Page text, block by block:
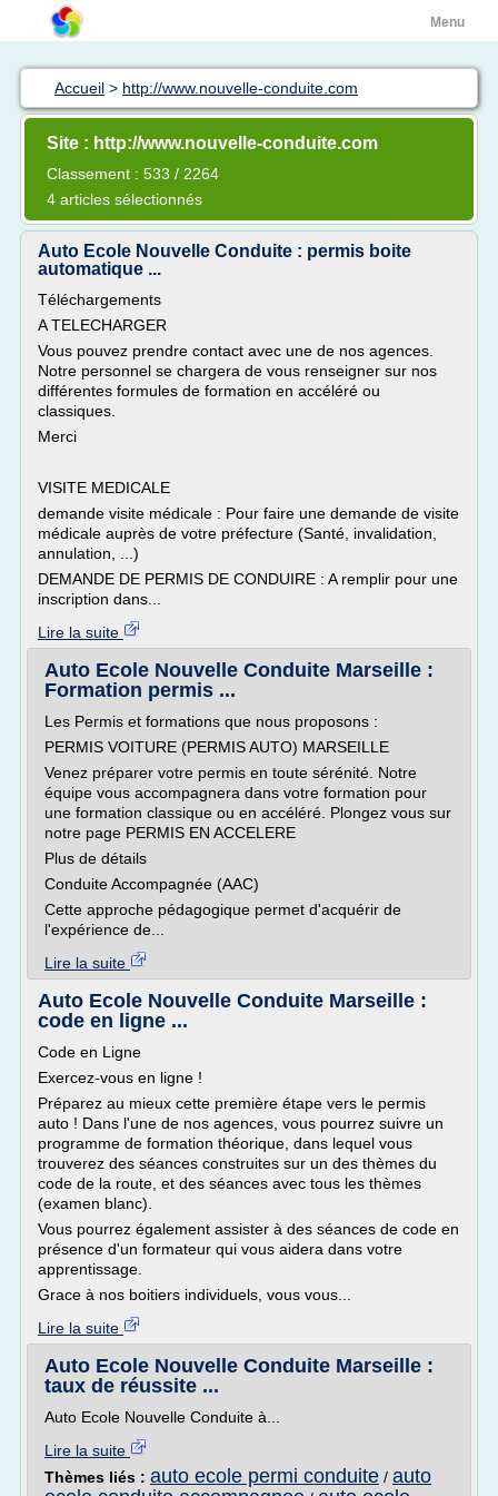
Menu
Accueil > http://www.nouvelle-conduite.com
Site : http://www.nouvelle-conduite.com
Classement : 533 / 2264
4 articles sélectionnés
Auto Ecole Nouvelle Conduite : permis boite
automatique ...
Téléchargements
A TELECHARGER
Vous pouvez prendre contact avec une de nos agences.
Notre personnel se chargera de vous renseigner sur nos
différentes formules de formation en accéléré ou
classiques.
Merci
VISITE MEDICALE
demande visite médicale : Pour faire une demande de visite
médicale auprès de votre préfecture (Santé, invalidation,
annulation, ...)
DEMANDE DE PERMIS DE CONDUIRE : A remplir pour une
inscription dans...
Lire la suite
Auto Ecole Nouvelle Conduite Marseille :
Formation permis ...
Les Permis et formations que nous proposons :
PERMIS VOITURE (PERMIS AUTO) MARSEILLE
Venez préparer votre permis en toute sérénité. Notre
équipe vous accompagnera dans votre formation pour
une formation classique ou en accéléré. Plongez vous sur
notre page PERMIS EN ACCELERE
Plus de détails
Conduite Accompagnée (AAC)
Cette approche pédagogique permet d'acquérir de
l'expérience de...
Lire la suite
Auto Ecole Nouvelle Conduite Marseille :
code en ligne ...
Code en Ligne
Exercez-vous en ligne !
Préparez au mieux cette première étape vers le permis
auto ! Dans l'une de nos agences, vous pourrez suivre un
programme de formation théorique, dans lequel vous
trouverez des séances construites sur un des thèmes du
code de la route, et des séances avec tous les thèmes
(examen blanc).
Vous pourrez également assister à des séances de code en
présence d'un formateur qui vous aidera dans votre
apprentissage.
Grace à nos boitiers individuels, vous vous...
Lire la suite
Auto Ecole Nouvelle Conduite Marseille :
taux de réussite ...
Auto Ecole Nouvelle Conduite à...
Lire la suite
Thèmes liés : auto ecole permi conduite / auto